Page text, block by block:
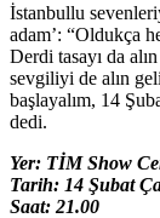
İstanbullu
adam’: “Oldukça
Derdi tasayı da
sevgiliyi de alın
başlayalım, 14
dedi.
Yer: TİM Show
Tarih: 14 Şubat
Saat: 21.00